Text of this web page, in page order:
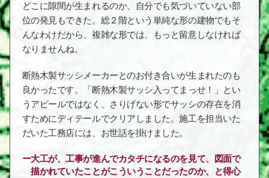
どこに隙間が生まれるのか、自分でも気づいていない部
位の発見もできた。総２階という単純な形の建物でもそ
んなわけだから、複雑な形では、もっと留意しなければ
なりませんね。
断熱木製サッシメーカーとのお付き合いが生まれたのも
良かったです。「断熱木製サッシ入ってまっせ！」とい
うアピールではなく、さりげない形でサッシの存在を消
すためにディテールでクリアしました。施工を担当いた
だいた工務店には、お世話を掛けました。
大工が、工事が進んでカタチになるのを見て、図面で
描かれていたことがこういうことだったのか、と得心